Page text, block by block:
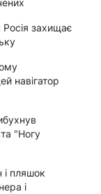
захищає
навігатор
"Ногу
і пляшок
і